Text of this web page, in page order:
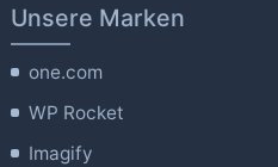
Unsere Marken
one.com
WP Rocket
Imagify